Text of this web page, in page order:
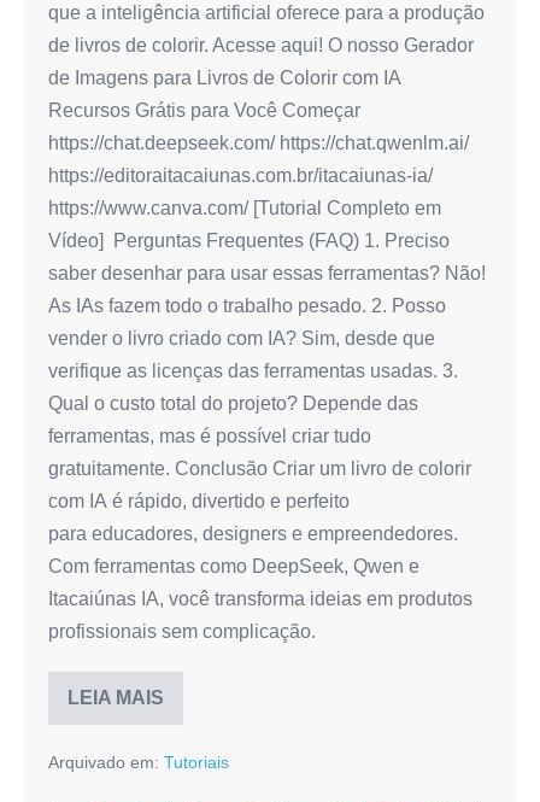
que a inteligência artificial oferece para a produção
de livros de colorir. Acesse aqui! O nosso Gerador
de Imagens para Livros de Colorir com IA
Recursos Grátis para Você Começar
https://chat.deepseek.com/ https://chat.qwenlm.ai/
https://editoraitacaiunas.com.br/itacaiunas-ia/
https://www.canva.com/ [Tutorial Completo em
Vídeo] Perguntas Frequentes (FAQ) 1. Preciso
saber desenhar para usar essas ferramentas? Não!
As IAs fazem todo o trabalho pesado. 2. Posso
vender o livro criado com IA? Sim, desde que
verifique as licenças das ferramentas usadas. 3.
Qual o custo total do projeto? Depende das
ferramentas, mas é possível criar tudo
gratuitamente. Conclusão Criar um livro de colorir
com IA é rápido, divertido e perfeito
para educadores, designers e empreendedores.
Com ferramentas como DeepSeek, Qwen e
Itacaiúnas IA, você transforma ideias em produtos
profissionais sem complicação.
LEIA MAIS
Como
Criar
Livro
Arquivado em: Tutoriais